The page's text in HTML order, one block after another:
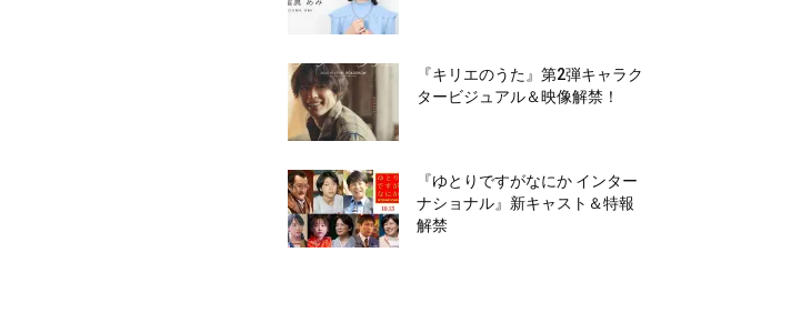
『キリエのうた』第2弾キャラク
タービジュアル＆映像解禁！
『ゆとりですがなにか インター
ナショナル』新キャスト＆特報
解禁